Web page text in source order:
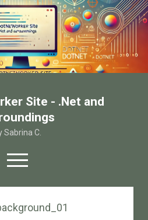
Site - .Net and
Sabrina C.
open
menu
facebook
email-form